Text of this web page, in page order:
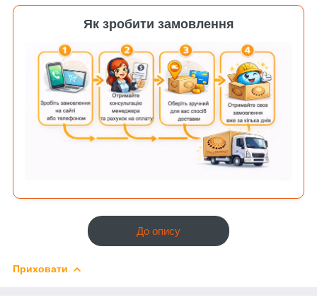
Як зробити замовлення
До опису
Приховати